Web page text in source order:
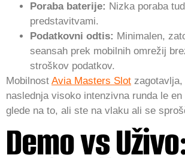
Poraba baterije: Nizka poraba
predstavitvami.
Podatkovni odtis: Minimalen,
seansah prek mobilnih omrežij
stroškov podatkov.
Mobilnost Avia Masters Slot
naslednja visoko intenzivna runda le
glede na to, ali ste na vlaku ali se
Demo vs